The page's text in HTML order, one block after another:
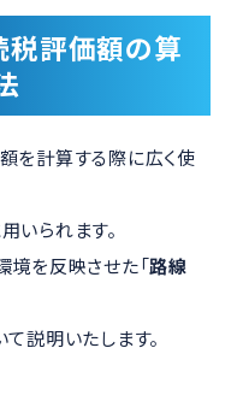
税評価額の算
を計算する際に広く使
いられます。
境を反映させた「路線
説明いたします。